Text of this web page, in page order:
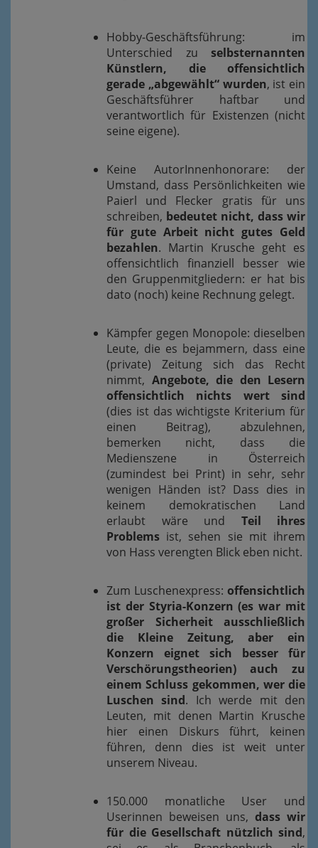
Hobby-Geschäftsführung: im
Unterschied zu selbsternannten
Künstlern, die offensichtlich
gerade „abgewählt“ wurden, ist ein
Geschäftsführer haftbar und
verantwortlich für Existenzen (nicht
seine eigene).
Keine AutorInnenhonorare: der
Umstand, dass Persönlichkeiten wie
Paierl und Flecker gratis für uns
schreiben, bedeutet nicht, dass wir
für gute Arbeit nicht gutes Geld
bezahlen. Martin Krusche geht es
offensichtlich finanziell besser wie
den Gruppenmitgliedern: er hat bis
dato (noch) keine Rechnung gelegt.
Kämpfer gegen Monopole: dieselben
Leute, die es bejammern, dass eine
(private) Zeitung sich das Recht
nimmt, Angebote, die den Lesern
offensichtlich nichts wert sind
(dies ist das wichtigste Kriterium für
einen Beitrag), abzulehnen,
bemerken nicht, dass die
Medienszene in Österreich
(zumindest bei Print) in sehr, sehr
wenigen Händen ist? Dass dies in
keinem demokratischen Land
erlaubt wäre und Teil ihres
Problems ist, sehen sie mit ihrem
von Hass verengten Blick eben nicht.
Zum Luschenexpress: offensichtlich
ist der Styria-Konzern (es war mit
großer Sicherheit ausschließlich
die Kleine Zeitung, aber ein
Konzern eignet sich besser für
Verschörungstheorien) auch zu
einem Schluss gekommen, wer die
Luschen sind. Ich werde mit den
Leuten, mit denen Martin Krusche
hier einen Diskurs führt, keinen
führen, denn dies ist weit unter
unserem Niveau.
150.000 monatliche User und
Userinnen beweisen uns, dass wir
für die Gesellschaft nützlich sind,